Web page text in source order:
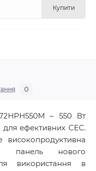
Купити
0
– 550 Вт
для ефективних СЕС.
панель нового
використання в